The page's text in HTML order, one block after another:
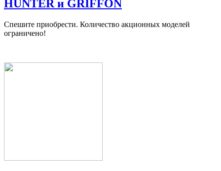
HUNTER и GRIFFON
Спешите приобрести. Количество акционных моделей
ограничено!